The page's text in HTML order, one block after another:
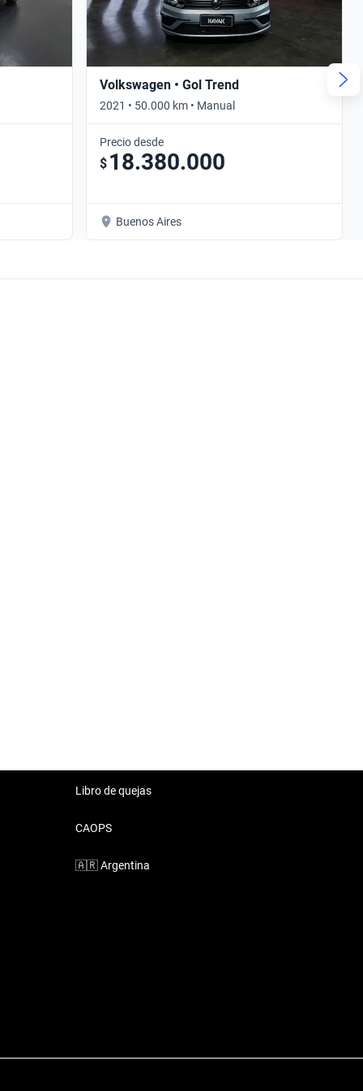
Volkswagen • Gol Trend
2021 • 50.000 km • Manual
Precio desde
$ 18.380.000
Buenos Aires
Libro de quejas
CAOPS
🇦🇷 Argentina